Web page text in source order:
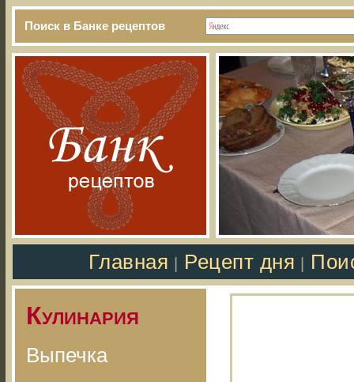
Поиск в Банке рецептов
Главная Рецепт дня
Кулинария
Выпечка